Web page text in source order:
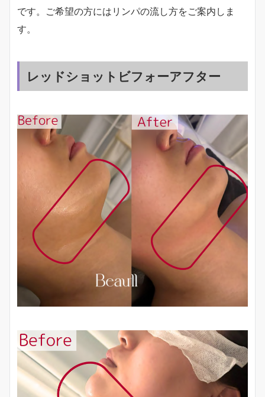
です。ご希望の方にはリンパの流し方をご案内しま
す。
レッドショットビフォーアフター